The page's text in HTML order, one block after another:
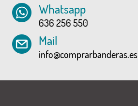
Whatsapp
636 256 550
Mail
info@comprarbanderas.es